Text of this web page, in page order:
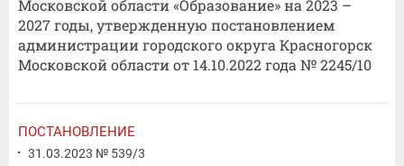
Московской области «Образование» на 2023 –
2027 годы, утвержденную постановлением
администрации городского округа Красногорск
Московской области от 14.10.2022 года № 2245/10
ПОСТАНОВЛЕНИЕ
31.03.2023 № 539/3